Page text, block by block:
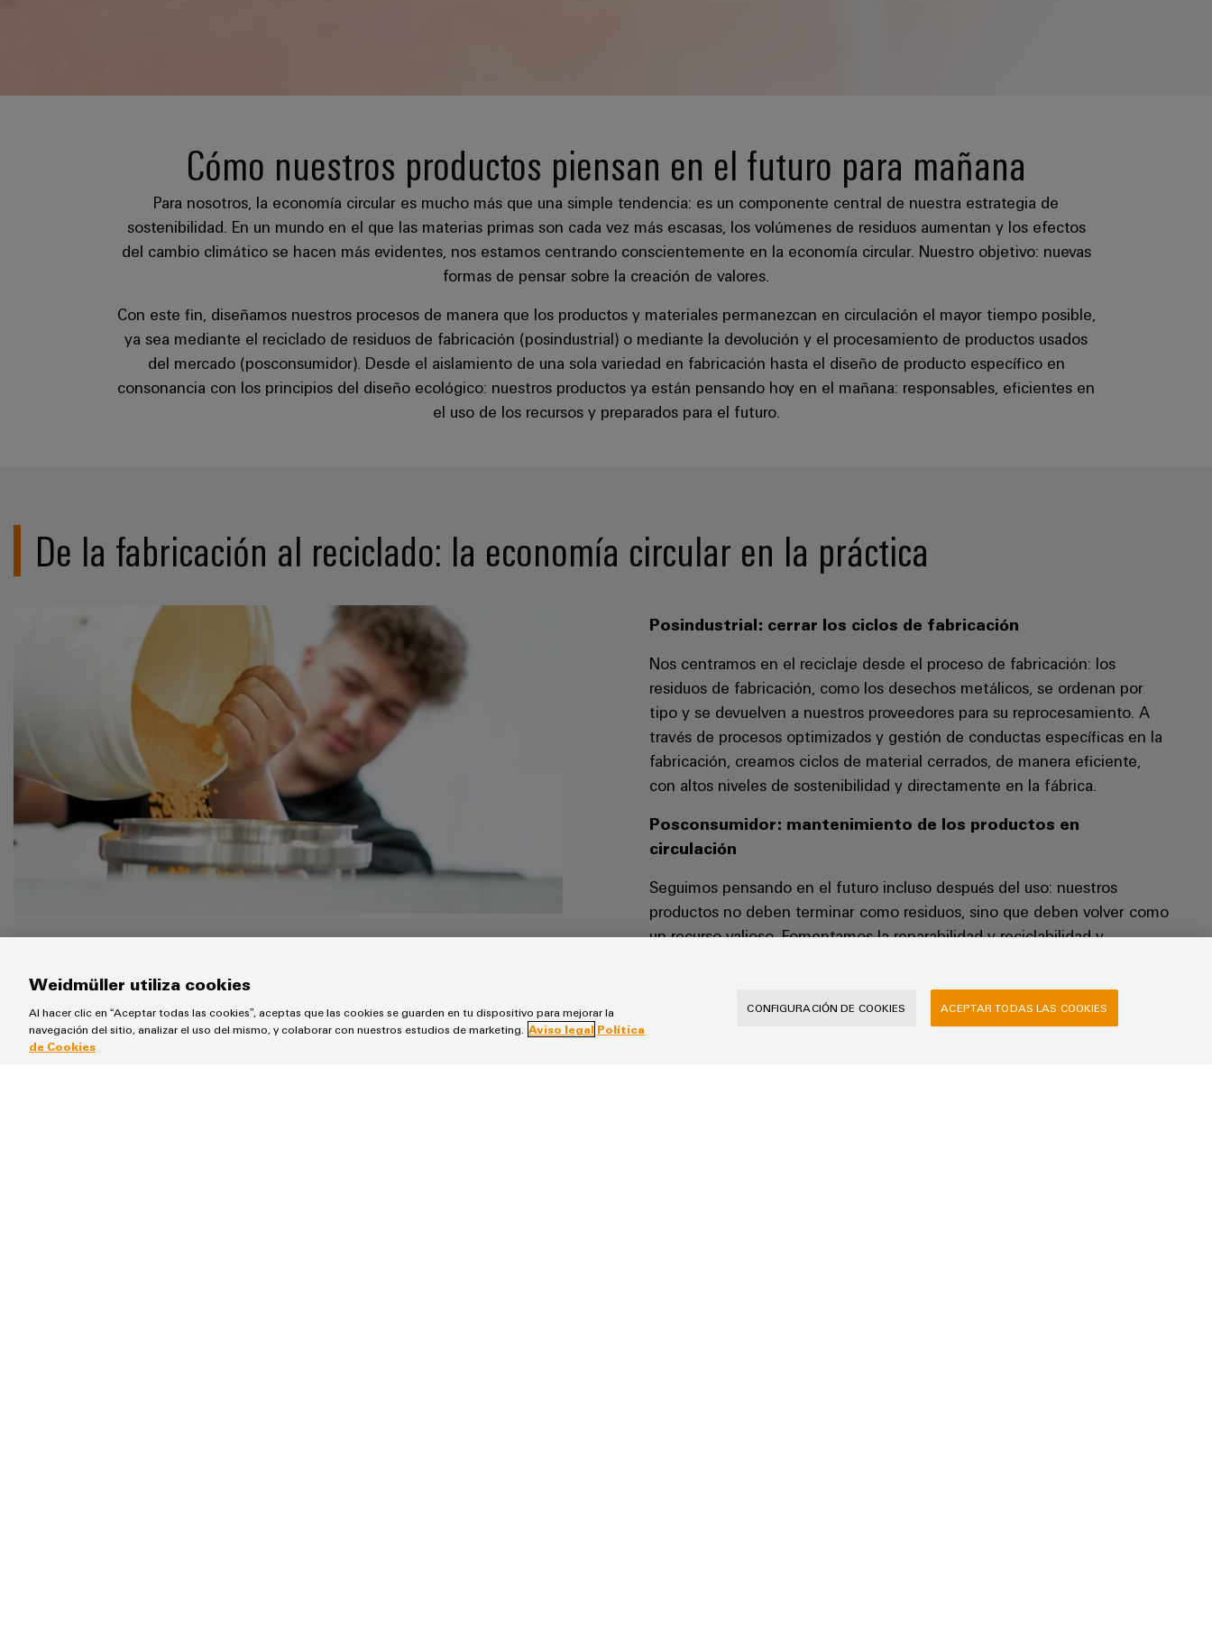
Cómo nuestros productos piensan en el futuro para mañana
Para nosotros, la economía circular es mucho más que una simple tendencia: es un componente central de nuestra estrategia de
sostenibilidad. En un mundo en el que las materias primas son cada vez más escasas, los volúmenes de residuos aumentan y los efectos
del cambio climático se hacen más evidentes, nos estamos centrando conscientemente en la economía circular. Nuestro objetivo: nuevas
formas de pensar sobre la creación de valores.
Con este fin, diseñamos nuestros procesos de manera que los productos y materiales permanezcan en circulación el mayor tiempo posible,
ya sea mediante el reciclado de residuos de fabricación (posindustrial) o mediante la devolución y el procesamiento de productos usados
del mercado (posconsumidor). Desde el aislamiento de una sola variedad en fabricación hasta el diseño de producto específico en
consonancia con los principios del diseño ecológico: nuestros productos ya están pensando hoy en el mañana: responsables, eficientes en
el uso de los recursos y preparados para el futuro.
De la fabricación al reciclado: la economía circular en la práctica
Posindustrial: cerrar los ciclos de fabricación
Nos centramos en el reciclaje desde el proceso de fabricación: los
residuos de fabricación, como los desechos metálicos, se ordenan por
tipo y se devuelven a nuestros proveedores para su reprocesamiento. A
través de procesos optimizados y gestión de conductas específicas en la
fabricación, creamos ciclos de material cerrados, de manera eficiente,
con altos niveles de sostenibilidad y directamente en la fábrica.
Posconsumidor: mantenimiento de los productos en
circulación
Seguimos pensando en el futuro incluso después del uso: nuestros
productos no deben terminar como residuos, sino que deben volver como
un recurso valioso. Fomentamos la reparabilidad y reciclabilidad y
desde el inicio.
Weidmüller utiliza cookies
Al hacer clic en “Aceptar todas las cookies”, aceptas que las cookies se guarden en tu dispositivo para mejorar la
navegación del sitio, analizar el uso del mismo, y colaborar con nuestros estudios de marketing. Aviso legal Política
de Cookies
CONFIGURACIÓN DE COOKIES ACEPTAR TODAS LAS COOKIES